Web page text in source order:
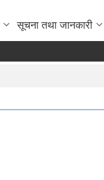
सूचना तथा जानकारी